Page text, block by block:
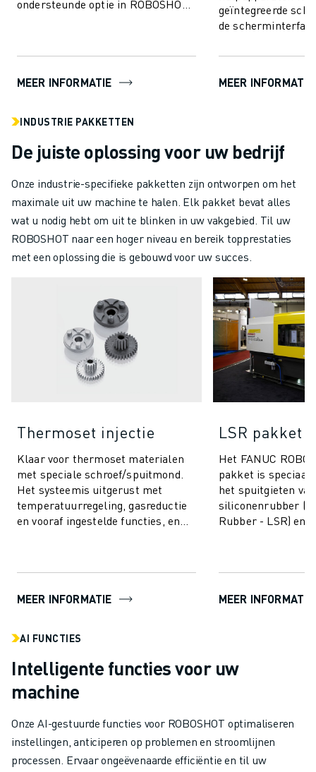
ondersteunde optie in ROBOSHOT-
MEER INFORMATIE
geïntegreerde
de
MEER INFORMATIE
INDUSTRIE PAKKETTEN
De juiste oplossing voor uw bedrijf
Onze industrie-specifieke pakketten zijn ontworpen om het
maximale uit uw machine te halen. Elk pakket bevat alles
wat u nodig hebt om uit te blinken in uw vakgebied. Til uw
ROBOSHOT naar een hoger niveau en bereik topprestaties
met een oplossing die is gebouwd voor uw succes.
Thermoset injectie
Klaar voor thermoset materialen
met speciale schroef/spuitmond.
Het systeemis uitgerust met
temperatuurregeling, gasreductie
en vooraf ingestelde functies, en
MEER INFORMATIE
LSR pakket
Het FANUC
pakket is speciaal
het spuitgieten
siliconenrubber
Rubber - LSR) en
MEER INFORMATIE
AI FUNCTIES
Intelligente functies voor uw
machine
Onze AI-gestuurde functies voor ROBOSHOT optimaliseren
instellingen, anticiperen op problemen en stroomlijnen
processen. Ervaar ongeëvenaarde efficiëntie en til uw